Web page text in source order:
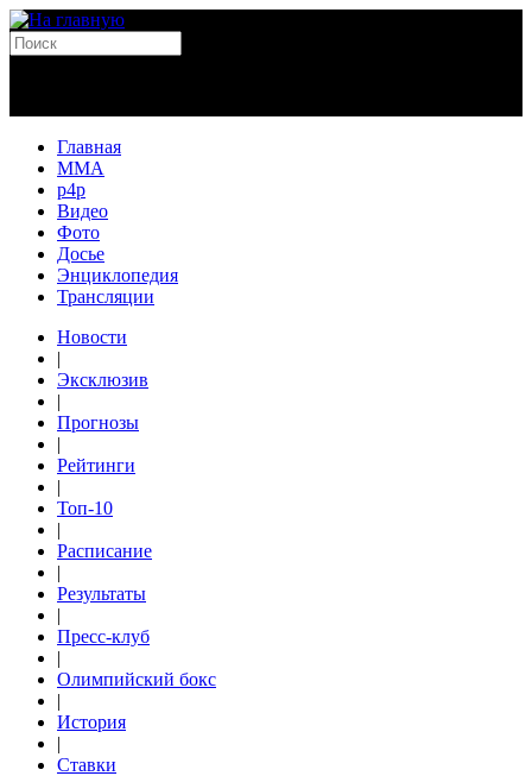
Главная
MMA
p4p
Видео
Фото
Досье
Энциклопедия
Трансляции
Новости
|
Эксклюзив
|
Прогнозы
|
Рейтинги
|
Топ-10
|
Расписание
|
Результаты
|
Пресс-клуб
|
Олимпийский бокс
|
История
|
Ставки